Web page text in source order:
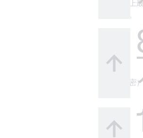
借助市场上
您的（秘密